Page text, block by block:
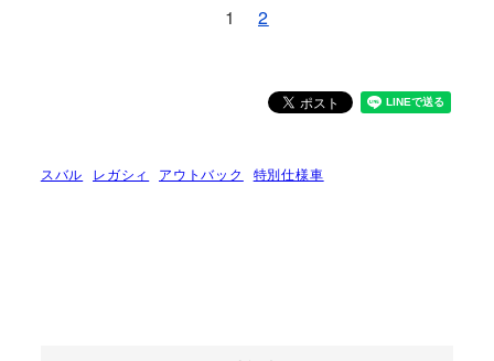
1 2
スバル レガシィ アウトバック 特別仕様車